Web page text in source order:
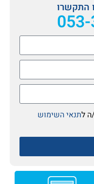
התקשרו
לתנאי השימוש